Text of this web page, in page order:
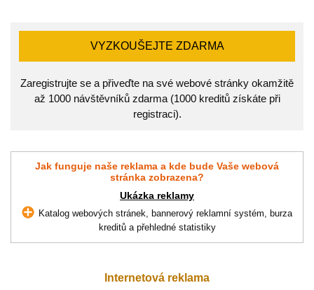
VYZKOUŠEJTE ZDARMA
Zaregistrujte se a přiveďte na své webové stránky okamžitě
až 1000 návštěvníků zdarma (1000 kreditů získáte při
registraci).
Jak funguje naše reklama a kde bude Vaše webová
stránka zobrazena?
Ukázka reklamy
Katalog webových stránek, bannerový reklamní systém, burza
kreditů a přehledné statistiky
Internetová reklama